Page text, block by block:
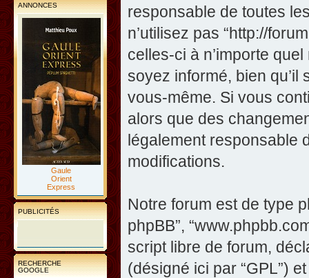
ANNONCES
Gaule
Orient
Express
PUBLICITÉS
RECHERCHE
GOOGLE
responsable de toutes
n’utilisez pas “http://
celles-ci à n’importe
soyez informé, bien
vous-même. Si vous
alors que des
légalement responsable
modifications.
Notre forum est de type
phpBB”,
script libre de forum,
(désigné ici par “GPL”)